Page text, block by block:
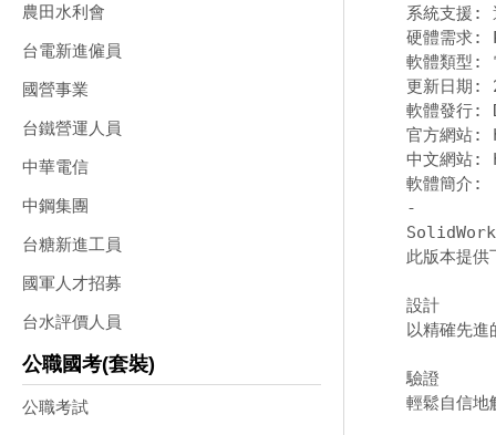
農田水利會
台電新進僱員
國營事業
台鐵營運人員
中華電信
中鋼集團
台糖新進工員
國軍人才招募
台水評價人員
公職國考(套裝)
公職考試
系統支援
硬體需求:
軟體類型:
更新日期
軟體發行
官方網站:
中文網站:
-
此版本提
設計
以精確先
驗證
輕鬆自信